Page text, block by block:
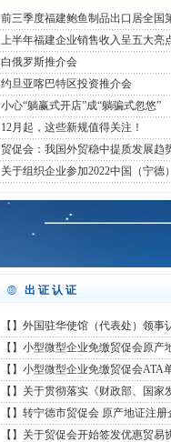
前三季度福建鲍鱼制品出口居全国
上半年福建企业销售收入呈五大亮
白俄罗斯推介会
约旦亚喀巴特区投资推介会
小心“躺赢式开店”成“躺骗式忽悠”
12月起，这些新规值得关注！
贸促会：我国外贸稳中提质发展趋
关于组织企业参加2022中国（宁德
出证认证
【】外国驻华使馆（代表处）领事
【】小型微型企业免缴贸促会原产
【】小型微型企业免缴贸促会ATA
【】关于贯彻落实《财政部、国
【】转宁德市贸促会 原产地证注
【】关于贸促会开始签发优惠贸易